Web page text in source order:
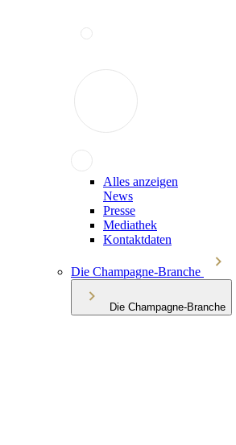
Alles anzeigen
News
Presse
Mediathek
Kontaktdaten
Die Champagne-Branche
Die Champagne-Branche